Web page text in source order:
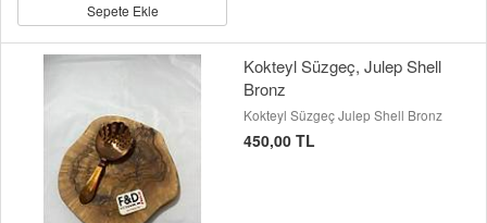
Sepete Ekle
Kokteyl Süzgeç, Julep Shell
Bronz
Kokteyl Süzgeç Julep Shell Bronz
450,00 TL